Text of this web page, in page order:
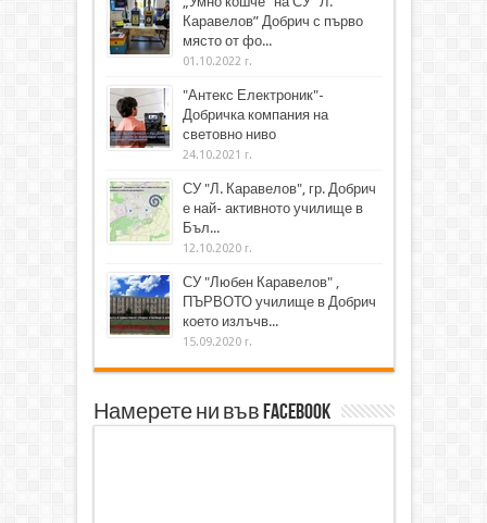
Каравелов” Добрич с първо
място от фо...
01.10.2022 г.
"Антекс Електроник"-
Добричка компания на
световно ниво
24.10.2021 г.
СУ "Л. Каравелов", гр. Добрич
е най- активното училище в
Бъл...
12.10.2020 г.
СУ "Любен Каравелов" ,
ПЪРВОТО училище в Добрич
което излъчв...
15.09.2020 г.
Намерете ни във Facebook